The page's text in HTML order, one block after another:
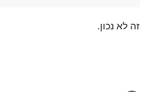
זה לא נכון.